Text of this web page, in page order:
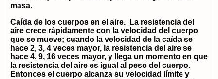
masa.
Caída de los cuerpos en el aire. La resistencia del
aire crece rápidamente con la velocidad del cuerpo
que se mueve; cuando la velocidad de la caída se
hace 2, 3, 4 veces mayor, la resistencia del aire se
hace 4, 9, 16 veces mayor, y llega un momento en que
la resistencia del aire es igual al peso del cuerpo.
Entonces el cuerpo alcanza su velocidad límite y